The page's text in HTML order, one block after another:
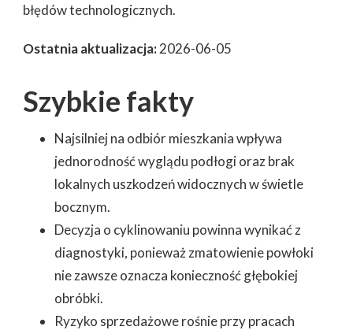
błędów technologicznych.
Ostatnia aktualizacja:2026-06-05
Szybkie fakty
Najsilniej na odbiór mieszkania wpływa
jednorodność wyglądu podłogi oraz brak
lokalnych uszkodzeń widocznych w świetle
bocznym.
Decyzja o cyklinowaniu powinna wynikać z
diagnostyki, ponieważ zmatowienie powłoki
nie zawsze oznacza konieczność głębokiej
obróbki.
Ryzyko sprzedażowe rośnie przy pracach